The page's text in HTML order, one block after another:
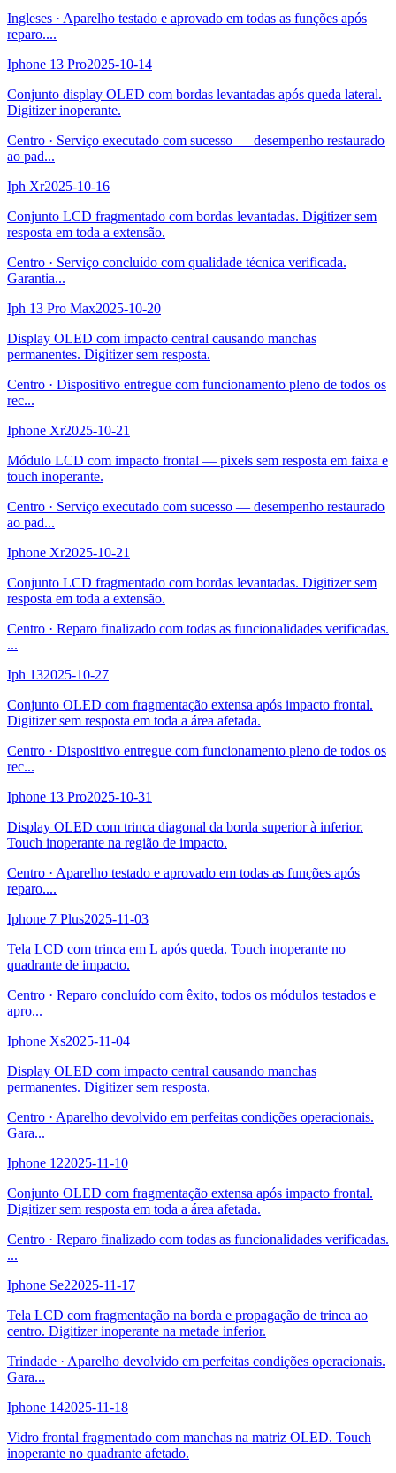
Ingleses · Aparelho testado e aprovado em todas as funções após
reparo....
Iphone 13 Pro2025-10-14
Conjunto display OLED com bordas levantadas após queda lateral.
Digitizer inoperante.
Centro · Serviço executado com sucesso — desempenho restaurado
ao pad...
Iph Xr2025-10-16
Conjunto LCD fragmentado com bordas levantadas. Digitizer sem
resposta em toda a extensão.
Centro · Serviço concluído com qualidade técnica verificada.
Garantia...
Iph 13 Pro Max2025-10-20
Display OLED com impacto central causando manchas
permanentes. Digitizer sem resposta.
Centro · Dispositivo entregue com funcionamento pleno de todos os
rec...
Iphone Xr2025-10-21
Módulo LCD com impacto frontal — pixels sem resposta em faixa e
touch inoperante.
Centro · Serviço executado com sucesso — desempenho restaurado
ao pad...
Iphone Xr2025-10-21
Conjunto LCD fragmentado com bordas levantadas. Digitizer sem
resposta em toda a extensão.
Centro · Reparo finalizado com todas as funcionalidades verificadas.
...
Iph 132025-10-27
Conjunto OLED com fragmentação extensa após impacto frontal.
Digitizer sem resposta em toda a área afetada.
Centro · Dispositivo entregue com funcionamento pleno de todos os
rec...
Iphone 13 Pro2025-10-31
Display OLED com trinca diagonal da borda superior à inferior.
Touch inoperante na região de impacto.
Centro · Aparelho testado e aprovado em todas as funções após
reparo....
Iphone 7 Plus2025-11-03
Tela LCD com trinca em L após queda. Touch inoperante no
quadrante de impacto.
Centro · Reparo concluído com êxito, todos os módulos testados e
apro...
Iphone Xs2025-11-04
Display OLED com impacto central causando manchas
permanentes. Digitizer sem resposta.
Centro · Aparelho devolvido em perfeitas condições operacionais.
Gara...
Iphone 122025-11-10
Conjunto OLED com fragmentação extensa após impacto frontal.
Digitizer sem resposta em toda a área afetada.
Centro · Reparo finalizado com todas as funcionalidades verificadas.
...
Iphone Se22025-11-17
Tela LCD com fragmentação na borda e propagação de trinca ao
centro. Digitizer inoperante na metade inferior.
Trindade · Aparelho devolvido em perfeitas condições operacionais.
Gara...
Iphone 142025-11-18
Vidro frontal fragmentado com manchas na matriz OLED. Touch
inoperante no quadrante afetado.